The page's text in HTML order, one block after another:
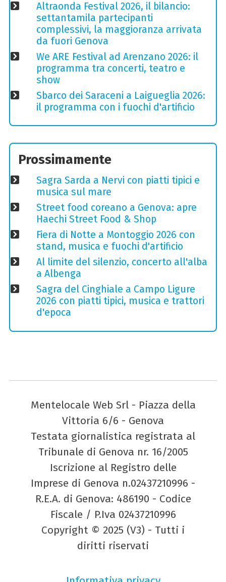
Altraonda Festival 2026, il bilancio:
settantamila partecipanti
complessivi, la maggioranza arrivata
da fuori Genova
We ARE Festival ad Arenzano 2026: il
programma tra concerti, teatro e
show
Sbarco dei Saraceni a Laigueglia 2026:
il programma con i fuochi d'artificio
Prossimamente
Sagra Sarda a Nervi con piatti tipici e
musica sul mare
Street food coreano a Genova: apre
Haechi Street Food & Shop
Fiera di Notte a Montoggio 2026 con
stand, musica e fuochi d'artificio
Al limite del silenzio, concerto all'alba
a Albenga
Sagra del Cinghiale a Campo Ligure
2026 con piatti tipici, musica e trattori
d'epoca
Mentelocale Web Srl - Piazza della
Vittoria 6/6 - Genova
Testata giornalistica registrata al
Tribunale di Genova nr. 16/2005
Iscrizione al Registro delle
Imprese di Genova n.02437210996 -
R.E.A. di Genova: 486190 - Codice
Fiscale / P.Iva 02437210996
Copyright © 2025 (V3) - Tutti i
diritti riservati